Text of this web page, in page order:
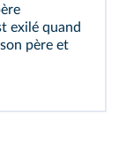
exilé quand
père et